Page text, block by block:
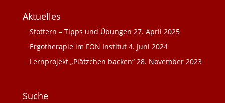
Aktuelles
Stottern – Tipps und Übungen 27. April 2025
Ergotherapie im FON Institut 4. Juni 2024
Lernprojekt „Plätzchen backen“ 28. November 2023
Suche